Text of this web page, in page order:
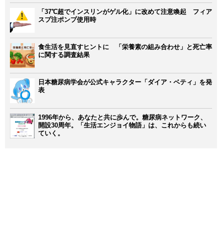
「37℃超でインスリンがゲル化」に改めて注意喚起 フィア
スプ注ポンプ使用時
食生活を見直すヒントに 「栄養素の組み合わせ」と死亡率
に関する調査結果
日本糖尿病学会が公式キャラクター「ダイア・ベティ」を発
表
1996年から、あなたと共に歩んで。糖尿病ネットワーク、
開設30周年。「生活エンジョイ物語」は、これからも続い
ていく。